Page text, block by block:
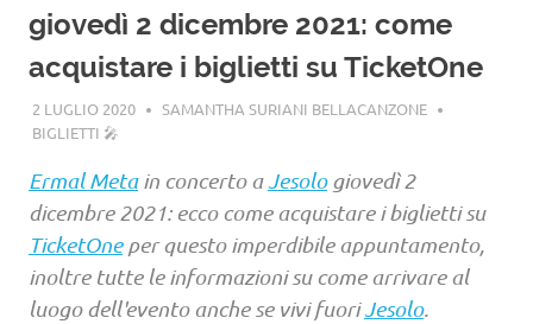
giovedì 2 dicembre 2021: come
acquistare i biglietti su TicketOne
2 LUGLIO 2020
SAMANTHA SURIANI BELLACANZONE
BIGLIETTI 🎤
Ermal Metain concerto aJesologiovedì 2
dicembre 2021: ecco come acquistare i biglietti su
TicketOneper questo imperdibile appuntamento,
inoltre tutte le informazioni su come arrivare al
luogo dell'evento anche se vivi fuoriJesolo.